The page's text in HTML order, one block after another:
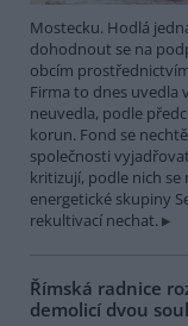
Mostecku. Hodlá
dohodnout se na
obcím
Firma to dnes uvedla
neuvedla, podle
korun. Fond se
společnosti
kritizují, podle nich se
energetické skupiny
rekultivací nechat.
Římská radnice
demolicí dvou